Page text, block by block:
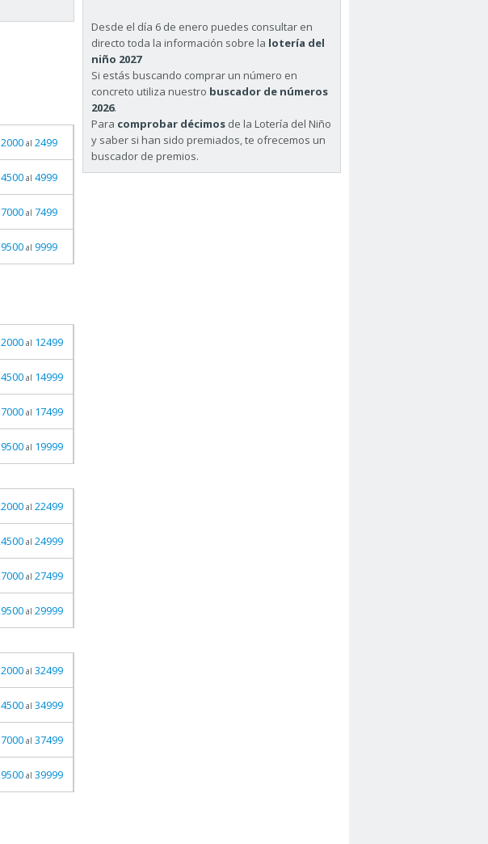
2000 al 2499
4500 al 4999
7000 al 7499
9500 al 9999
al 12499
al 14999
al 17499
al 19999
al 22499
al 24999
al 27499
al 29999
al 32499
al 34999
al 37499
al 39999
Desde el día 6 de enero puedes consultar en
directo toda la información sobre la lotería del
niño 2027
Si estás buscando comprar un número en
concreto utiliza nuestro buscador de números
2026.
Para comprobar décimos de la Lotería del Niño
y saber si han sido premiados, te ofrecemos un
buscador de premios.